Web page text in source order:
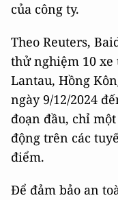
của công ty.
Theo Reuters,
thử nghiệm 10
Lantau, Hồng
ngày 9/12/2024
đoạn đầu, chỉ
động trên các
điểm.
Để đảm bảo an